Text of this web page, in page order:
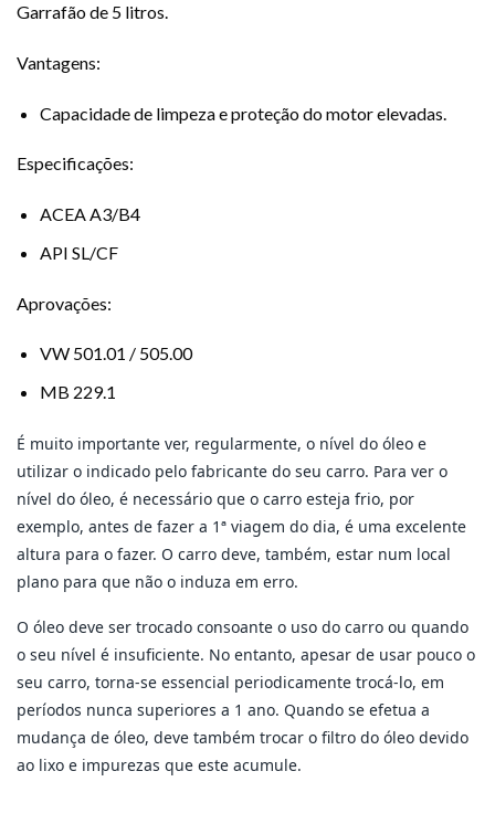
Garrafão de 5 litros.
Vantagens:
Capacidade de limpeza e proteção do motor elevadas.
Especificações:
ACEA A3/B4
API SL/CF
Aprovações:
VW 501.01 / 505.00
MB 229.1
É muito importante ver, regularmente, o nível do óleo e
utilizar o indicado pelo fabricante do seu carro. Para ver o
nível do óleo, é necessário que o carro esteja frio, por
exemplo, antes de fazer a 1ª viagem do dia, é uma excelente
altura para o fazer. O carro deve, também, estar num local
plano para que não o induza em erro.
O óleo deve ser trocado consoante o uso do carro ou quando
o seu nível é insuficiente. No entanto, apesar de usar pouco o
seu carro, torna-se essencial periodicamente trocá-lo, em
períodos nunca superiores a 1 ano. Quando se efetua a
mudança de óleo, deve também trocar o filtro do óleo devido
ao lixo e impurezas que este acumule.